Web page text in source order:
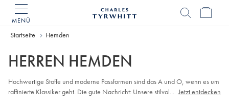
MENÜ
Home
Startseite Hemden
HERREN HEMDEN
Hochwertige Stoffe und moderne Passformen sind das A und O, wenn es um
raffinierte Klassiker geht. Die gute Nachricht: Unsere stilvollen
... Jetzt entdecken